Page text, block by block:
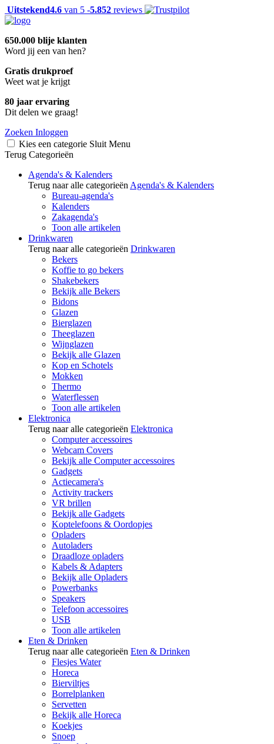
Uitstekend4.6 van 5 -5.852 reviews
650.000 blije klanten
Word jij een van hen?
Gratis drukproef
Weet wat je krijgt
80 jaar ervaring
Dit delen we graag!
Zoeken Inloggen
Kies een categorie Sluit Menu
Terug Categorieën
Agenda's & Kalenders
Terug naar alle categorieën Agenda's & Kalenders
Bureau-agenda's
Kalenders
Zakagenda's
Toon alle artikelen
Drinkwaren
Terug naar alle categorieën Drinkwaren
Bekers
Koffie to go bekers
Shakebekers
Bekijk alle Bekers
Bidons
Glazen
Bierglazen
Theeglazen
Wijnglazen
Bekijk alle Glazen
Kop en Schotels
Mokken
Thermo
Waterflessen
Toon alle artikelen
Elektronica
Terug naar alle categorieën Elektronica
Computer accessoires
Webcam Covers
Bekijk alle Computer accessoires
Gadgets
Actiecamera's
Activity trackers
VR brillen
Bekijk alle Gadgets
Koptelefoons & Oordopjes
Opladers
Autoladers
Draadloze opladers
Kabels & Adapters
Bekijk alle Opladers
Powerbanks
Speakers
Telefoon accessoires
USB
Toon alle artikelen
Eten & Drinken
Terug naar alle categorieën Eten & Drinken
Flesjes Water
Horeca
Bierviltjes
Borrelplanken
Servetten
Bekijk alle Horeca
Koekjes
Snoep